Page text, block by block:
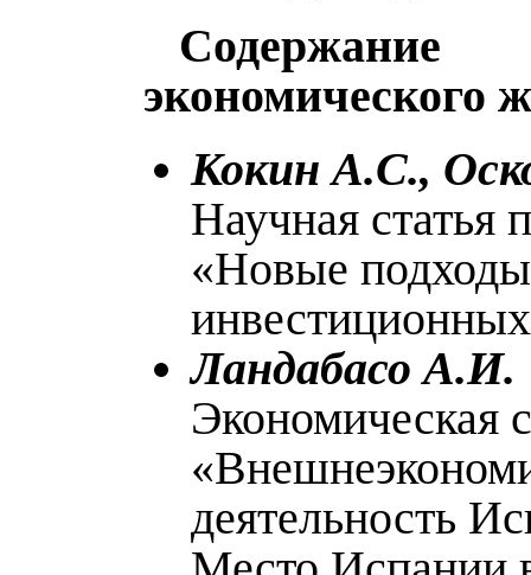
экономического
Кокин А.С.,
Научная статья
«Новые
Ландабасо А.И.
Экономическая
деятельность